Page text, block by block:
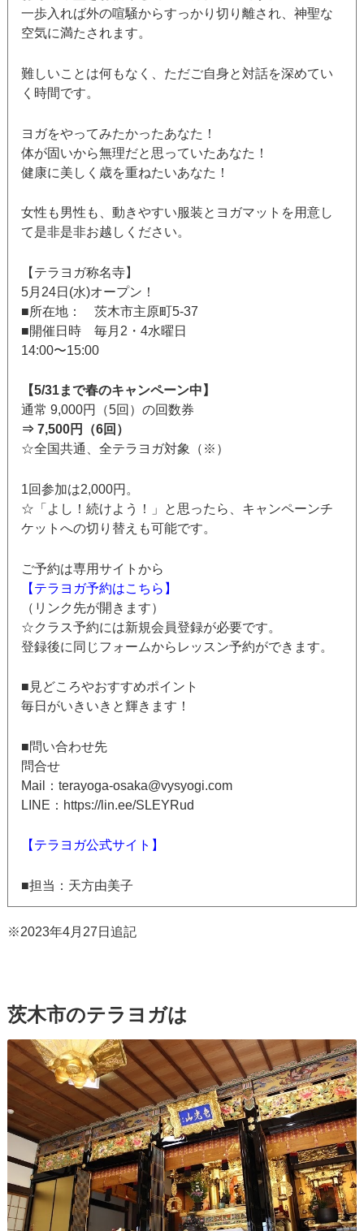
一歩入れば外の喧騒からすっかり切り離され、神聖な
空気に満たされます。
難しいことは何もなく、ただご自身と対話を深めてい
く時間です。
ヨガをやってみたかったあなた！
体が固いから無理だと思っていたあなた！
健康に美しく歳を重ねたいあなた！
女性も男性も、動きやすい服装とヨガマットを用意し
て是非是非お越しください。
【テラヨガ称名寺】
5月24日(水)オープン！
■所在地： 茨木市主原町5-37
■開催日時 毎月2・4水曜日
14:00〜15:00
【5/31まで春のキャンペーン中】
通常 9,000円（5回）の回数券
⇒ 7,500円（6回）
☆全国共通、全テラヨガ対象（※）
1回参加は2,000円。
☆「よし！続けよう！」と思ったら、キャンペーンチ
ケットへの切り替えも可能です。
ご予約は専用サイトから
【テラヨガ予約はこちら】
（リンク先が開きます）
☆クラス予約には新規会員登録が必要です。
登録後に同じフォームからレッスン予約ができます。
■見どころやおすすめポイント
毎日がいきいきと輝きます！
■問い合わせ先
問合せ
Mail：terayoga-osaka@vysyogi.com
LINE：https://lin.ee/SLEYRud
【テラヨガ公式サイト】
■担当：天方由美子
※2023年4月27日追記
茨木市のテラヨガは